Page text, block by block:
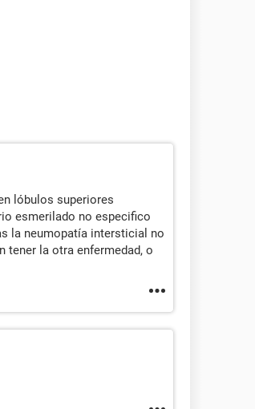
lóbulos superiores
esmerilado no especifico
la neumopatía intersticial no
tener la otra enfermedad, o